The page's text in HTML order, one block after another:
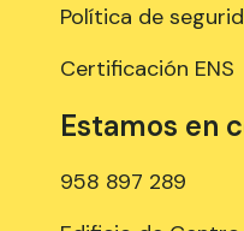
Política de
Certificación ENS
Estamos en
958 897 289